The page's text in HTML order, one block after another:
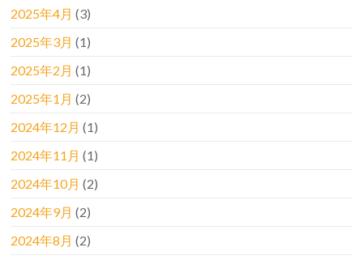
2025年4月 (3)
2025年3月 (1)
2025年2月 (1)
2025年1月 (2)
2024年12月 (1)
2024年11月 (1)
2024年10月 (2)
2024年9月 (2)
2024年8月 (2)